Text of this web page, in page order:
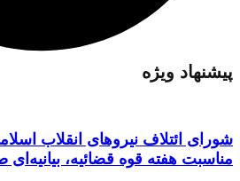
پیشنهاد ویژه
شورای ائتلاف نیروهای انقلاب
مناسبت هفته قوه قضائیه، بیانیه‌ای